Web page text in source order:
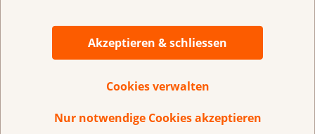
Akzeptieren & schliessen
Cookies verwalten
Nur notwendige Cookies akzeptieren
Krebsliga Schweiz
Postfach